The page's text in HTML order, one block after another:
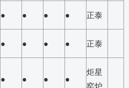
● ● ● ● 正泰
● ● ● ● 正泰
● ● ● ●
炬星